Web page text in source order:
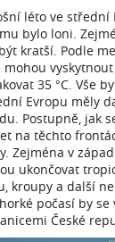
léto ve střední
bylo loni.
kratší. Podle
35 °C. Vše
Evropu měly
Postupně, jak
na těchto
Zejména v
ukončovat
kroupy a další
počasí by se
České